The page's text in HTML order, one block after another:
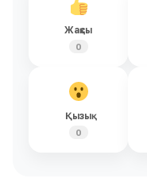
Жақсы
0
Қызық
0